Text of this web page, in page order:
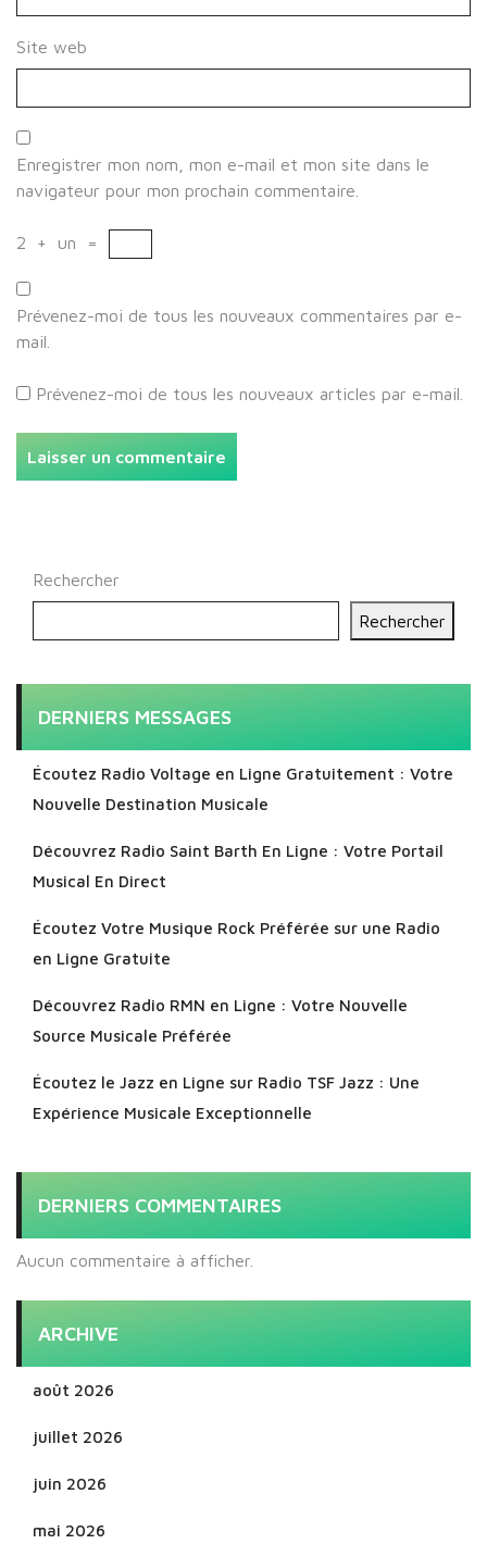
Site web
Enregistrer mon nom, mon e-mail et mon site dans le
navigateur pour mon prochain commentaire.
2 + un =
Prévenez-moi de tous les nouveaux commentaires par e-
mail.
Prévenez-moi de tous les nouveaux articles par e-mail.
Rechercher
Rechercher
DERNIERS MESSAGES
Écoutez Radio Voltage en Ligne Gratuitement : Votre
Nouvelle Destination Musicale
Découvrez Radio Saint Barth En Ligne : Votre Portail
Musical En Direct
Écoutez Votre Musique Rock Préférée sur une Radio
en Ligne Gratuite
Découvrez Radio RMN en Ligne : Votre Nouvelle
Source Musicale Préférée
Écoutez le Jazz en Ligne sur Radio TSF Jazz : Une
Expérience Musicale Exceptionnelle
DERNIERS COMMENTAIRES
Aucun commentaire à afficher.
ARCHIVE
août 2026
juillet 2026
juin 2026
mai 2026